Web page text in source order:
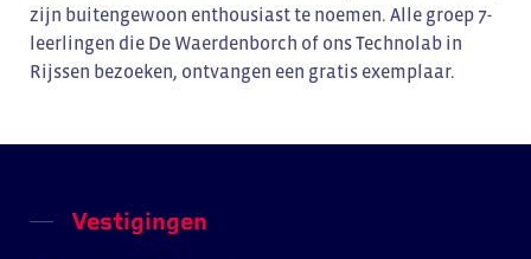
zijn buitengewoon enthousiast te noemen. Alle groep 7-
leerlingen die De Waerdenborch of ons Technolab in
Rijssen bezoeken, ontvangen een gratis exemplaar.
Vestigingen